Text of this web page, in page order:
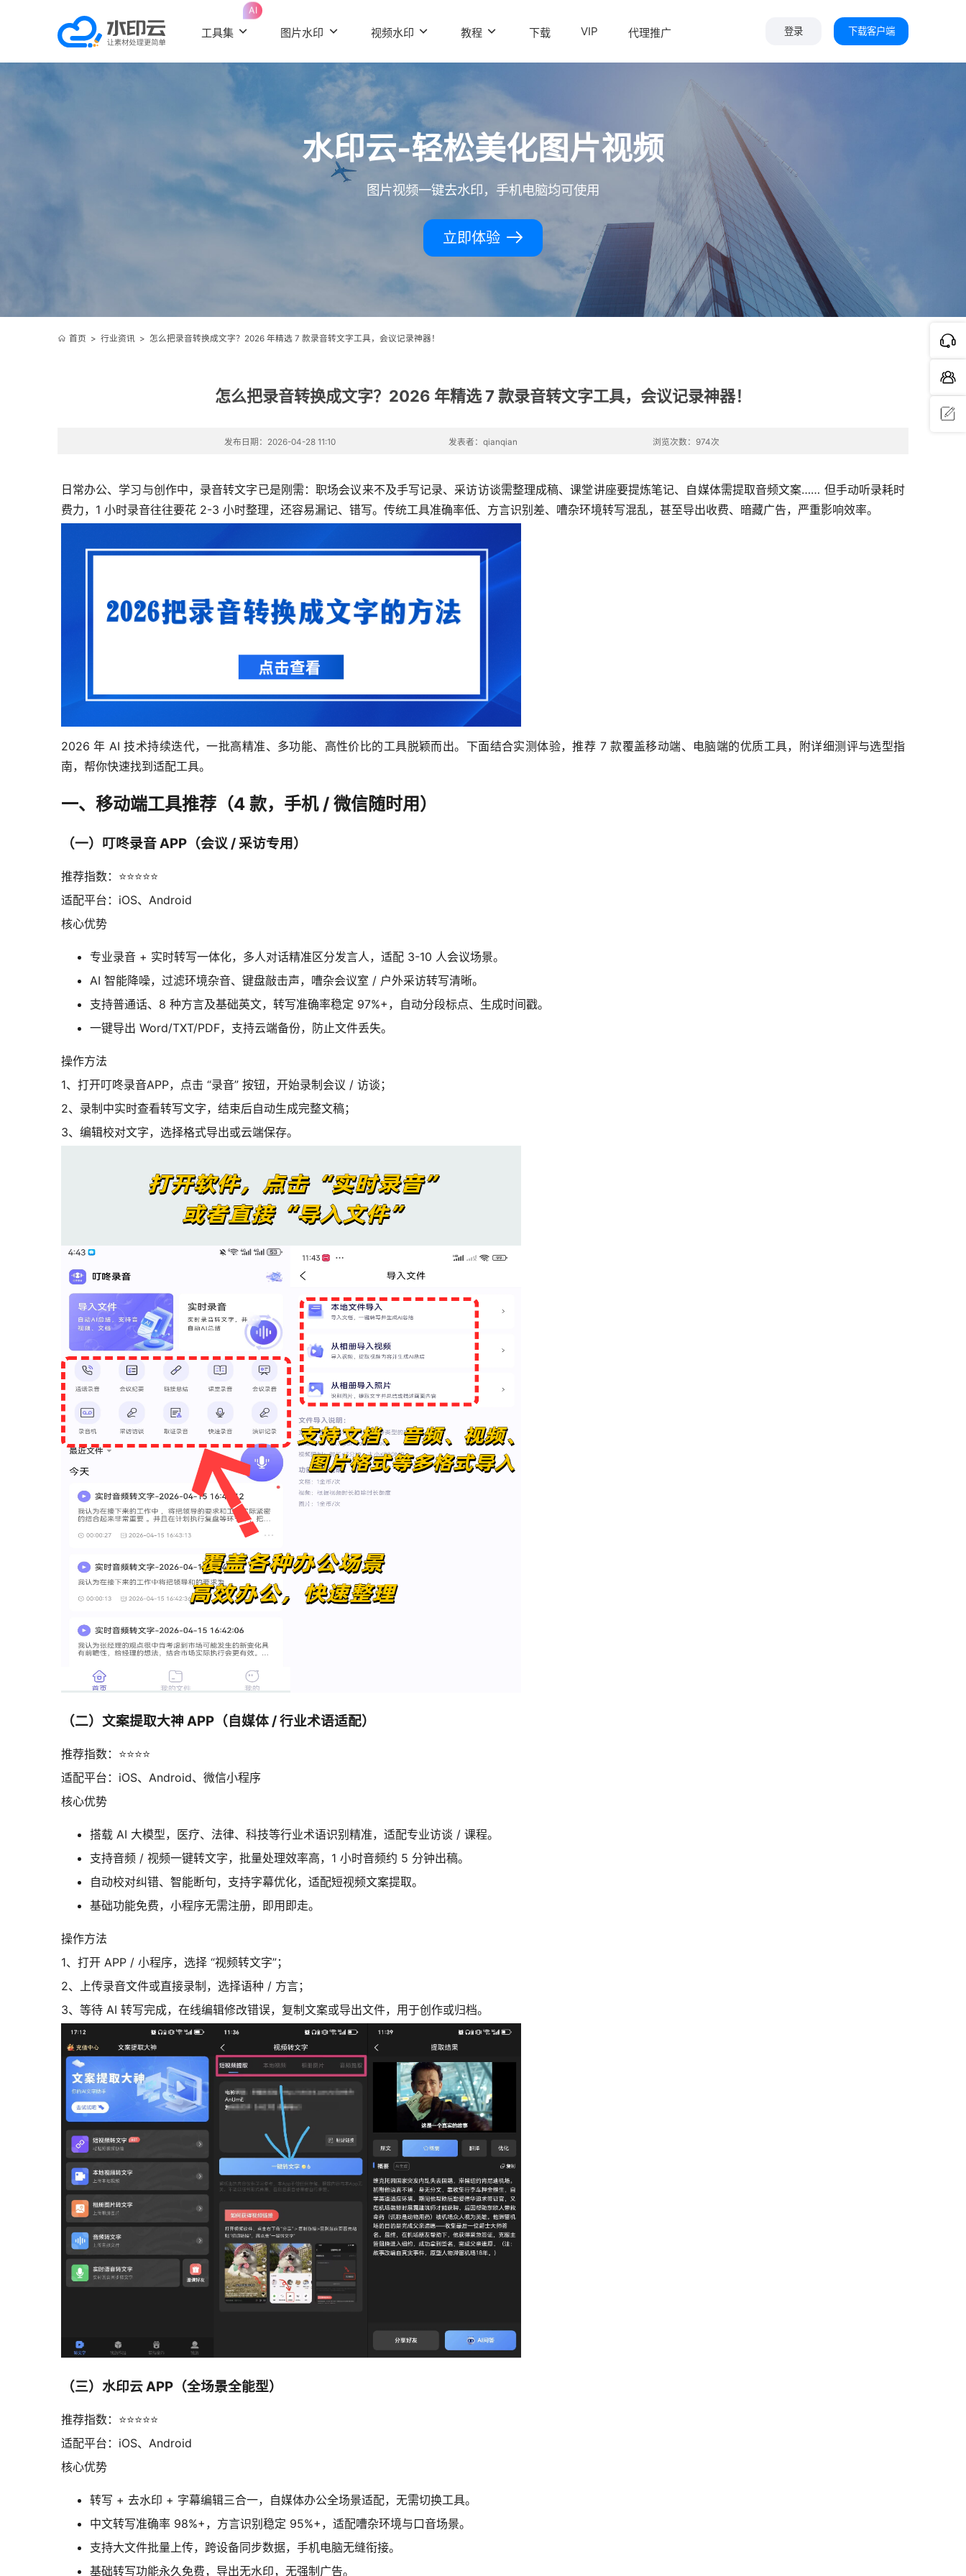
工具集
AI
图片水印 视频水印 教程 下载 VIP 代理推广 登录 下载客户端
水印云-轻松美化图片视频
图片视频一键去水印，手机电脑均可使用
立即体验
首页 > 行业资讯> 怎么把录音转换成文字？2026 年精选 7 款录音转文字工具，会议记录神器！
怎么把录音转换成文字？2026 年精选 7 款录音转文字工具，会议记录神器！
发布日期：2026-04-28 11:10 发表者：qianqian 浏览次数：974次
日常办公、学习与创作中，录音转文字已是刚需：职场会议来不及手写记录、采访访谈需整理成稿、课堂讲座要提炼笔记、自媒体需提取音频文案…… 但手动听录耗时
费力，1 小时录音往往要花 2-3 小时整理，还容易漏记、错写。传统工具准确率低、方言识别差、嘈杂环境转写混乱，甚至导出收费、暗藏广告，严重影响效率。
2026 年 AI 技术持续迭代，一批高精准、多功能、高性价比的工具脱颖而出。下面结合实测体验，推荐 7 款覆盖移动端、电脑端的优质工具，附详细测评与选型指
南，帮你快速找到适配工具。
一、移动端工具推荐（4 款，手机 / 微信随时用）
（一）叮咚录音 APP（会议 / 采访专用）
推荐指数：⭐⭐⭐⭐⭐
适配平台：iOS、Android
核心优势
专业录音 + 实时转写一体化，多人对话精准区分发言人，适配 3-10 人会议场景。
AI 智能降噪，过滤环境杂音、键盘敲击声，嘈杂会议室 / 户外采访转写清晰。
支持普通话、8 种方言及基础英文，转写准确率稳定 97%+，自动分段标点、生成时间戳。
一键导出 Word/TXT/PDF，支持云端备份，防止文件丢失。
操作方法
1、打开叮咚录音APP， 点击 “录音” 按钮，开始录制会议 / 访谈 ；
2、 录制中实时查看转写文字，结束后自动生成完整文稿；
3、 编辑校对文字，选择格式导出或云端保存。
（二）文案提取大神 APP（自媒体 / 行业术语适配）
推荐指数：⭐⭐⭐⭐
适配平台：iOS、Android、微信小程序
核心优势
搭载 AI 大模型，医疗、法律、科技等行业术语识别精准，适配专业访谈 / 课程。
支持音频 / 视频一键转文字，批量处理效率高，1 小时音频约 5 分钟出稿。
自动校对纠错、智能断句，支持字幕优化，适配短视频文案提取。
基础功能免费，小程序无需注册，即用即走。
操作方法
1、打开 APP / 小程序，选择 “视频转文字”；
2、上传录音文件或直接录制，选择语种 / 方言；
3、等待 AI 转写完成，在线编辑修改错误，复制文案或导出文件，用于创作或归档。
（三）水印云 APP（全场景全能型）
推荐指数：⭐⭐⭐⭐⭐
适配平台：iOS、Android
核心优势
转写 + 去水印 + 字幕编辑三合一，自媒体办公全场景适配，无需切换工具。
中文转写准确率 98%+，方言识别稳定 95%+，适配嘈杂环境与口音场景。
支持大文件批量上传，跨设备同步数据，手机电脑无缝衔接。
基础转写功能永久免费，导出无水印，无强制广告。